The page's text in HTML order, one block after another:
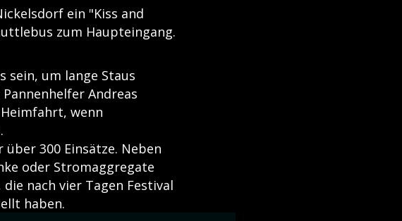
ein "Kiss and
zum Haupteingang.
sein, um lange Staus
Andreas
wenn
300 Einsätze. Neben
oder Stromaggregate
nach vier Tagen Festival
haben.